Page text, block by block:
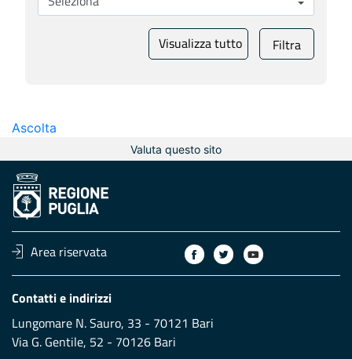
Visualizza tutto Filtra
Ascolta
Valuta questo sito
Area riservata
Contatti e indirizzi
Lungomare N. Sauro, 33 - 70121 Bari
Via G. Gentile, 52 - 70126 Bari